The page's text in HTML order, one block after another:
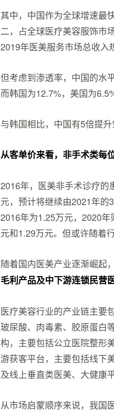
其中，中国作为全球增速最
二，占全球医疗美容服饰市
2019年医美服务市场总收入
但考虑到渗透率，中国的水
而韩国为12.7%，美国为
与韩国相比，中国有5倍提
从客单价来看，非手术类每
2016年，医美非手术诊疗的
元，预计将继续由2021年
2016年为1.25万元，2020
元和1.29万元。但或许随着
随着国内医美产业逐渐崛起
毛利产品及中下游连锁民营
医疗美容行业的产业链主要
玻尿酸、肉毒素、胶原蛋白
构，主要包括公立医院整形
游获客平台，主要包括线下
及线上垂直类医美、大健康平
从市场启蒙顺序来说，我国